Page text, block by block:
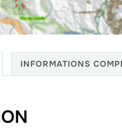
INFORMATIONS